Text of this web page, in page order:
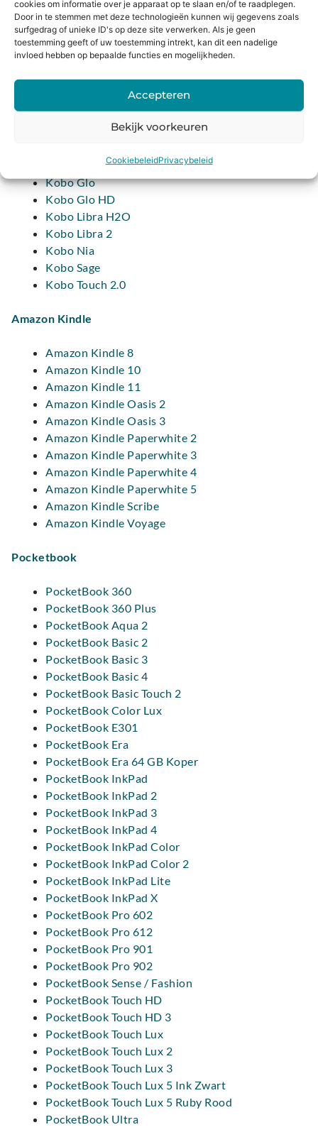
cookies om informatie over je apparaat op te slaan en/of te raadplegen.
Door in te stemmen met deze technologieën kunnen wij gegevens zoals
surfgedrag of unieke ID's op deze site verwerken. Als je geen
toestemming geeft of uw toestemming intrekt, kan dit een nadelige
invloed hebben op bepaalde functies en mogelijkheden.
Accepteren
Bekijk voorkeuren
CookiebeleidPrivacybeleid
Kobo Aura H2O Edition 2
Kobo Aura H2O Edition 1
Kobo Aura One
Kobo Aura Edition 2
Kobo Aura Edition 1
Kobo Clara 2E
Kobo Forma
Kobo Glo
Kobo Glo HD
Kobo Libra H2O
Kobo Libra 2
Kobo Nia
Kobo Sage
Kobo Touch 2.0
Amazon Kindle
Amazon Kindle 8
Amazon Kindle 10
Amazon Kindle 11
Amazon Kindle Oasis 2
Amazon Kindle Oasis 3
Amazon Kindle Paperwhite 2
Amazon Kindle Paperwhite 3
Amazon Kindle Paperwhite 4
Amazon Kindle Paperwhite 5
Amazon Kindle Scribe
Amazon Kindle Voyage
Pocketbook
PocketBook 360
PocketBook 360 Plus
PocketBook Aqua 2
PocketBook Basic 2
PocketBook Basic 3
PocketBook Basic 4
PocketBook Basic Touch 2
PocketBook Color Lux
PocketBook E301
PocketBook Era
PocketBook Era 64 GB Koper
PocketBook InkPad
PocketBook InkPad 2
PocketBook InkPad 3
PocketBook InkPad 4
PocketBook InkPad Color
PocketBook InkPad Color 2
PocketBook InkPad Lite
PocketBook InkPad X
PocketBook Pro 602
PocketBook Pro 612
PocketBook Pro 901
PocketBook Pro 902
PocketBook Sense / Fashion
PocketBook Touch HD
PocketBook Touch HD 3
PocketBook Touch Lux
PocketBook Touch Lux 2
PocketBook Touch Lux 3
PocketBook Touch Lux 5 Ink Zwart
PocketBook Touch Lux 5 Ruby Rood
PocketBook Ultra